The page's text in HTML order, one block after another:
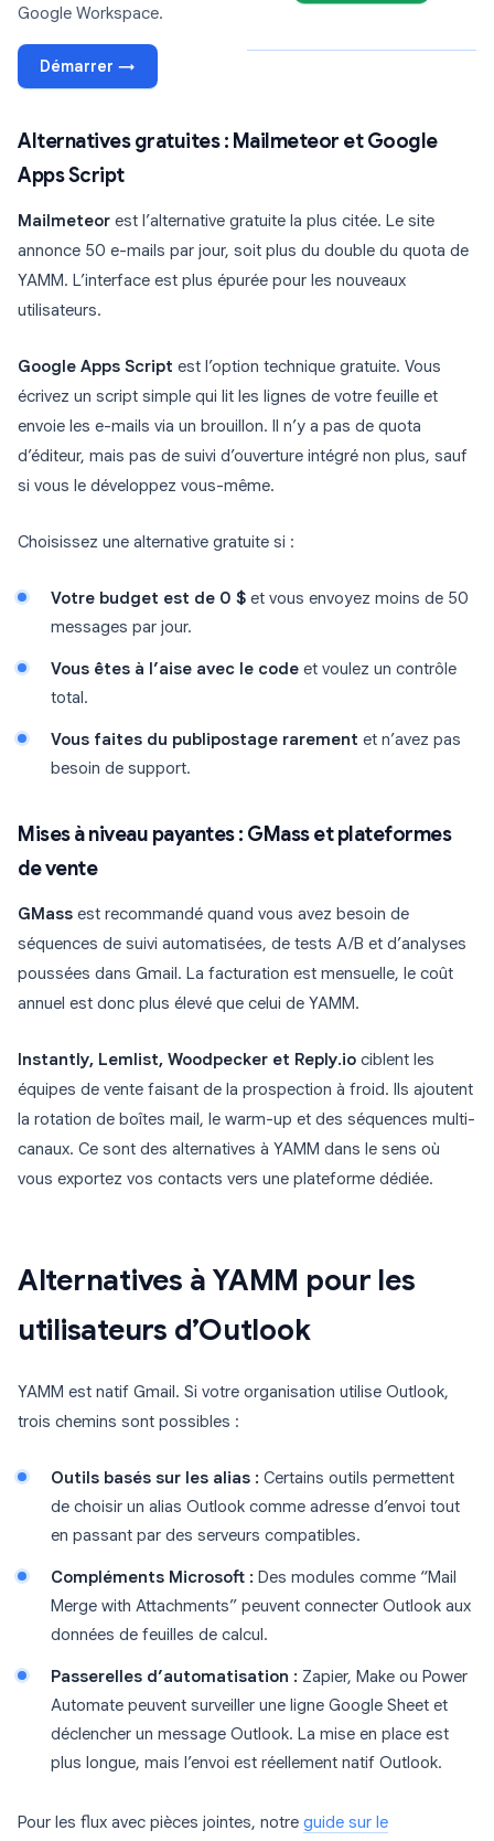
Google Workspace.
Démarrer →
Alternatives gratuites : Mailmeteor et Google
Apps Script
Mailmeteor est l’alternative gratuite la plus citée. Le site
annonce 50 e-mails par jour, soit plus du double du quota de
YAMM. L’interface est plus épurée pour les nouveaux
utilisateurs.
Google Apps Script est l’option technique gratuite. Vous
écrivez un script simple qui lit les lignes de votre feuille et
envoie les e-mails via un brouillon. Il n’y a pas de quota
d’éditeur, mais pas de suivi d’ouverture intégré non plus, sauf
si vous le développez vous-même.
Choisissez une alternative gratuite si :
Votre budget est de 0 $ et vous envoyez moins de 50
messages par jour.
Vous êtes à l’aise avec le code et voulez un contrôle
total.
Vous faites du publipostage rarement et n’avez pas
besoin de support.
Mises à niveau payantes : GMass et plateformes
de vente
GMass est recommandé quand vous avez besoin de
séquences de suivi automatisées, de tests A/B et d’analyses
poussées dans Gmail. La facturation est mensuelle, le coût
annuel est donc plus élevé que celui de YAMM.
Instantly, Lemlist, Woodpecker et Reply.io ciblent les
équipes de vente faisant de la prospection à froid. Ils ajoutent
la rotation de boîtes mail, le warm-up et des séquences multi-
canaux. Ce sont des alternatives à YAMM dans le sens où
vous exportez vos contacts vers une plateforme dédiée.
Alternatives à YAMM pour les
utilisateurs d’Outlook
YAMM est natif Gmail. Si votre organisation utilise Outlook,
trois chemins sont possibles :
Outils basés sur les alias : Certains outils permettent
de choisir un alias Outlook comme adresse d’envoi tout
en passant par des serveurs compatibles.
Compléments Microsoft : Des modules comme “Mail
Merge with Attachments” peuvent connecter Outlook aux
données de feuilles de calcul.
Passerelles d’automatisation : Zapier, Make ou Power
Automate peuvent surveiller une ligne Google Sheet et
déclencher un message Outlook. La mise en place est
plus longue, mais l’envoi est réellement natif Outlook.
Pour les flux avec pièces jointes, notre guide sur le